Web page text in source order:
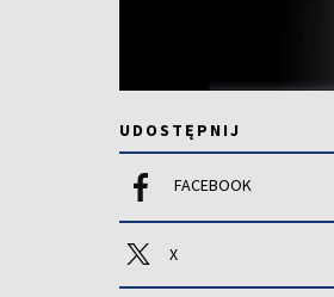
UDOSTĘPNIJ
FACEBOOK
X